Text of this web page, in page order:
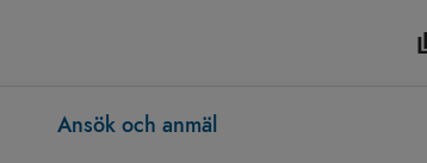
Ansök och anmäl